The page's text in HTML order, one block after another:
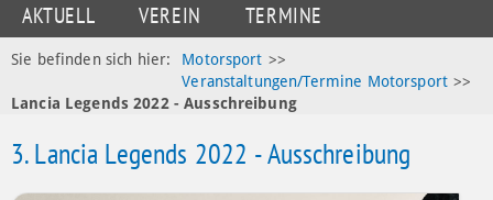
NAVIGATION
ÜBERSPRINGEN
AKTUELL VEREIN
TERMINE
JUGENDSPORT
MOTORSPORT
DATENSCHUTZ
Sie befinden sich hier: Motorsport >>
Veranstaltungen/Termine Motorsport >>
Lancia Legends 2022 - Ausschreibung
3. Lancia Legends 2022 - Ausschreibung